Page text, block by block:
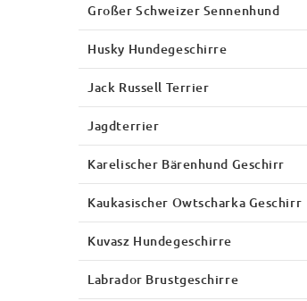
Großer Schweizer Sennenhund
Husky Hundegeschirre
Jack Russell Terrier
Jagdterrier
Karelischer Bärenhund Geschirr
Kaukasischer Owtscharka Geschirr
Kuvasz Hundegeschirre
Labrador Brustgeschirre